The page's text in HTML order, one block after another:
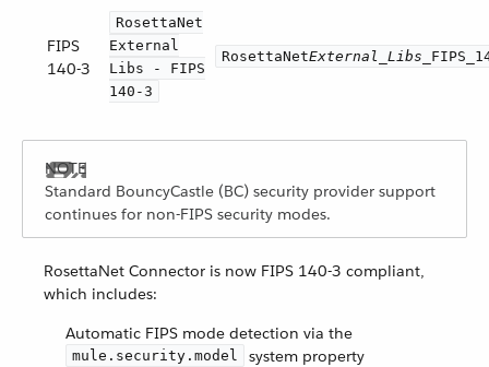
FIPS
140-3
RosettaNet
External
Libs - FIPS
140-3
RosettaNetExternal_Libs
Standard BouncyCastle (BC) security provider support
continues for non-FIPS security modes.
RosettaNet Connector is now FIPS 140-3 compliant,
which includes:
Automatic FIPS mode detection via the
mule.security.model
system property